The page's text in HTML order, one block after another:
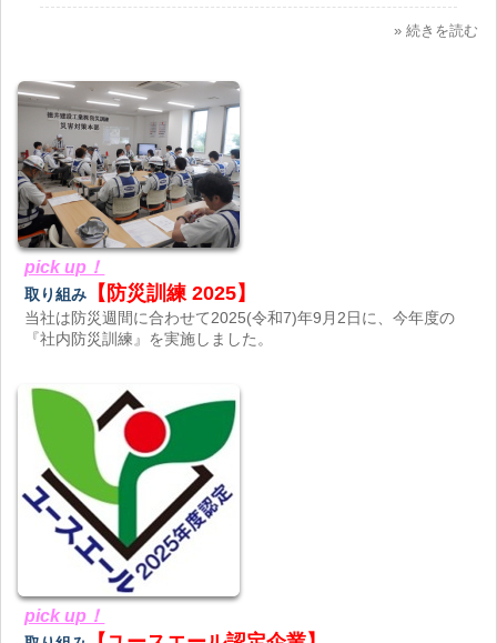
» 続きを読む
pick up！
取り組み 【防災訓練 2025】
当社は防災週間に合わせて2025(令和7)年9月2日に、今年度の
『社内防災訓練』を実施しました。
pick up！